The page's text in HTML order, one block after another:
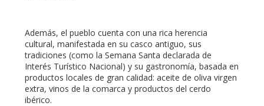
Además, el pueblo cuenta con una rica herencia
cultural, manifestada en su casco antiguo, sus
tradiciones (como la Semana Santa declarada de
Interés Turístico Nacional) y su gastronomía, basada en
productos locales de gran calidad: aceite de oliva virgen
extra, vinos de la comarca y productos del cerdo
ibérico.